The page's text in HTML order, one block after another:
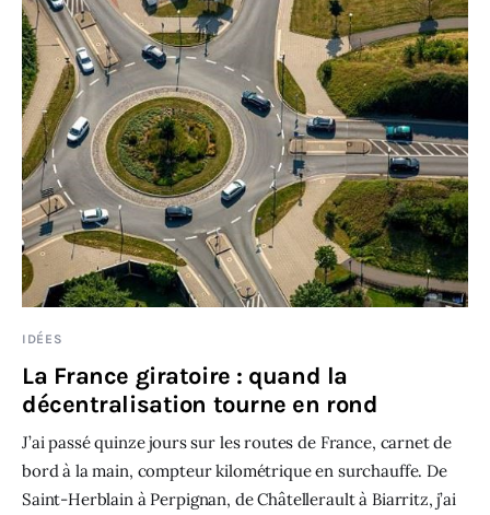
Idées
Humour
IDÉES
La France giratoire : quand la
décentralisation tourne en rond
J’ai passé quinze jours sur les routes de France, carnet de
bord à la main, compteur kilométrique en surchauffe. De
Saint-Herblain à Perpignan, de Châtellerault à Biarritz, j’ai